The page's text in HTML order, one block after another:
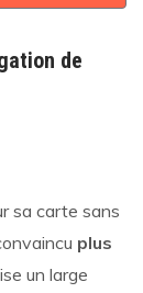
de
sa carte sans
plus
un large